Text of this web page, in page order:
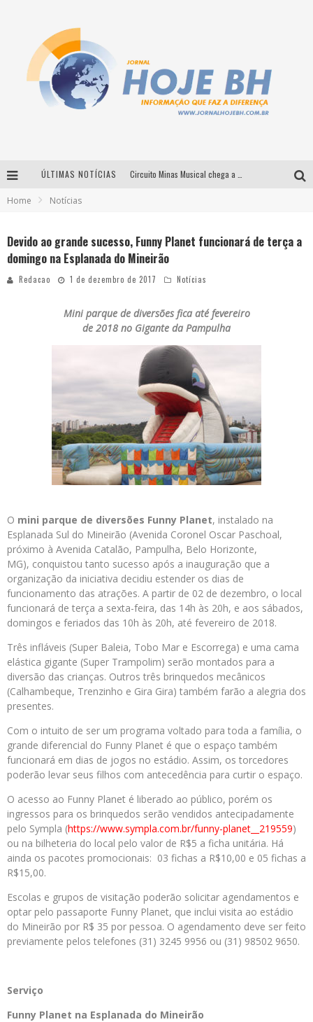
ÚLTIMAS NOTÍCIAS
Home Notícias
Devido ao grande sucesso, Funny Planet funcionará de terça a
domingo na Esplanada do Mineirão
Redacao 1 de dezembro de 2017 Notícias
Mini parque de diversões fica até fevereiro
de 2018 no Gigante da Pampulha
O mini parque de diversões Funny Planet, instalado na
Esplanada Sul do Mineirão (Avenida Coronel Oscar Paschoal,
próximo à Avenida Catalão, Pampulha, Belo Horizonte,
MG), conquistou tanto sucesso após a inauguração que a
organização da iniciativa decidiu estender os dias de
funcionamento das atrações. A partir de 02 de dezembro, o local
funcionará de terça a sexta-feira, das 14h às 20h, e aos sábados,
domingos e feriados das 10h às 20h, até fevereiro de 2018.
Três infláveis (Super Baleia, Tobo Mar e Escorrega) e uma cama
elástica gigante (Super Trampolim) serão montados para a
diversão das crianças. Outros três brinquedos mecânicos
(Calhambeque, Trenzinho e Gira Gira) também farão a alegria dos
presentes.
Com o intuito de ser um programa voltado para toda a família, o
grande diferencial do Funny Planet é que o espaço também
funcionará em dias de jogos no estádio. Assim, os torcedores
poderão levar seus filhos com antecedência para curtir o espaço.
O acesso ao Funny Planet é liberado ao público, porém os
ingressos para os brinquedos serão vendidos antecipadamente
pelo Sympla (https://www.sympla.com.br/funny-planet__219559)
ou na bilheteria do local pelo valor de R$5 a ficha unitária. Há
ainda os pacotes promocionais: 03 fichas a R$10,00 e 05 fichas a
R$15,00.
Escolas e grupos de visitação poderão solicitar agendamentos e
optar pelo passaporte Funny Planet, que inclui visita ao estádio
do Mineirão por R$ 35 por pessoa. O agendamento deve ser feito
previamente pelos telefones (31) 3245 9956 ou (31) 98502 9650.
Serviço
Funny Planet na Esplanada do Mineirão